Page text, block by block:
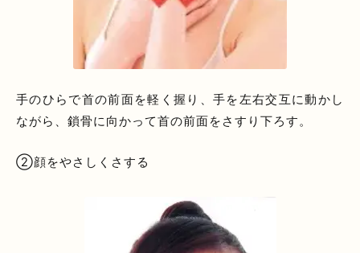
手のひらで首の前面を軽く握り、手を左右交互に動かし
ながら、鎖骨に向かって首の前面をさすり下ろす。
②顔をやさしくさする